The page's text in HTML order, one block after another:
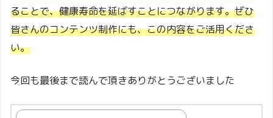
ることで、健康寿命を延ばすことにつながります。ぜひ
皆さんのコンテンツ制作にも、この内容をご活用くださ
い。
今回も最後まで読んで頂きありがとうございました